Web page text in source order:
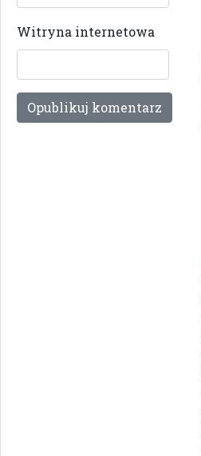
Witryna internetowa